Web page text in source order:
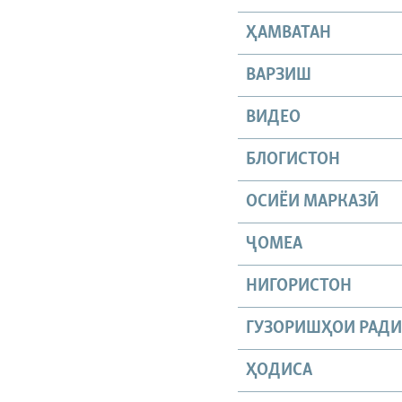
ҲАМВАТАН
ВАРЗИШ
ВИДЕО
БЛОГИСТОН
ОСИЁИ МАРКАЗӢ
ҶОМEА
НИГОРИСТОН
ГУЗОРИШҲОИ
ҲОДИСА